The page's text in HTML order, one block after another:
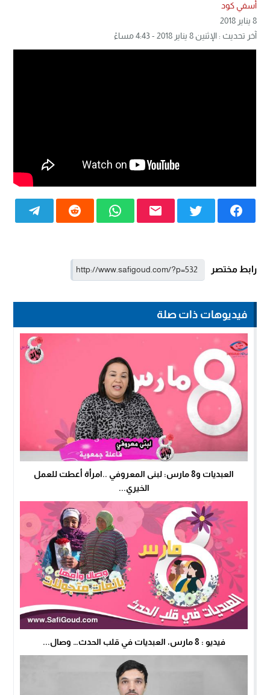
أسفي كود
8 يناير 2018
آخر تحديث : الإثنين 8 يناير 2018 - 4:43 مساءً
رابط مختصر
فيديوهات ذات صلة
العبديات و8 مارس: لبنى المعروفي ..امرأة أعطت للعمل
الخيري...
فيديو : 8 مارس، العبديات في قلب الحدث… وصال...